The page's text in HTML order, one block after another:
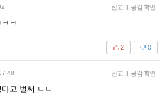
신고 | 공감 확인
ㅋ
0
2
신고 | 공감 확인
고 벌써 ㄷㄷ